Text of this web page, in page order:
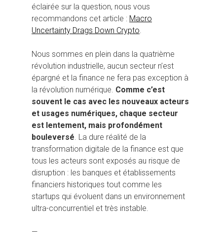
éclairée sur la question, nous vous
recommandons cet article : Macro
Uncertainty Drags Down Crypto
Nous sommes en plein dans la quatrième
révolution industrielle, aucun secteur n’est
épargné et la finance ne fera pas exception à
la révolution numérique. Comme c’est
souvent le cas avec les nouveaux acteurs
et usages numériques, chaque secteur
est lentement, mais profondément
bouleversé . La dure réalité de la
transformation digitale de la finance est que
tous les acteurs sont exposés au risque de
disruption : les banques et établissements
financiers historiques tout comme les
startups qui évoluent dans un environnement
ultra-concurrentiel et très instable.
—